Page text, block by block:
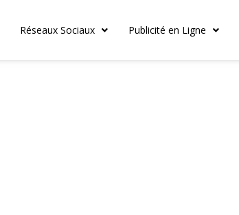
Réseaux Sociaux Publicité en Ligne